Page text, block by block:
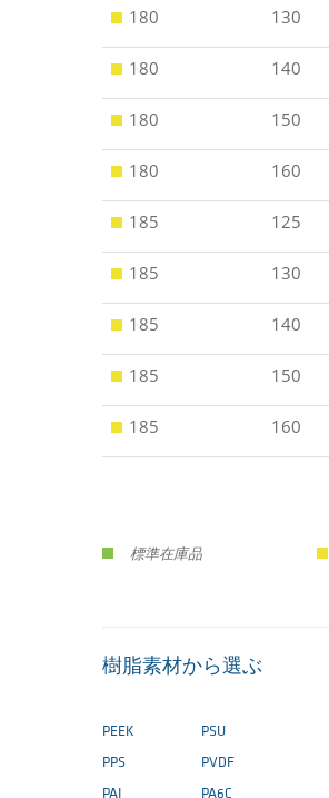
180 130
180 140
180 150
180 160
185 125
185 130
185 140
185 150
185 160
標準在庫品
樹脂素材から選ぶ
PEEK
PPS
PAI
PSU
PVDF
PA6C